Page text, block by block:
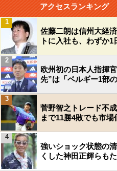
アクセスランキング
佐藤二朗は信州大経
トに入社も、わずか
1
欧州初の日本人指揮
先”は「ベルギー1部
2
菅野智之トレード不
まで11勝4敗でも市
3
強いショック状態の
くした神田正輝らも
4